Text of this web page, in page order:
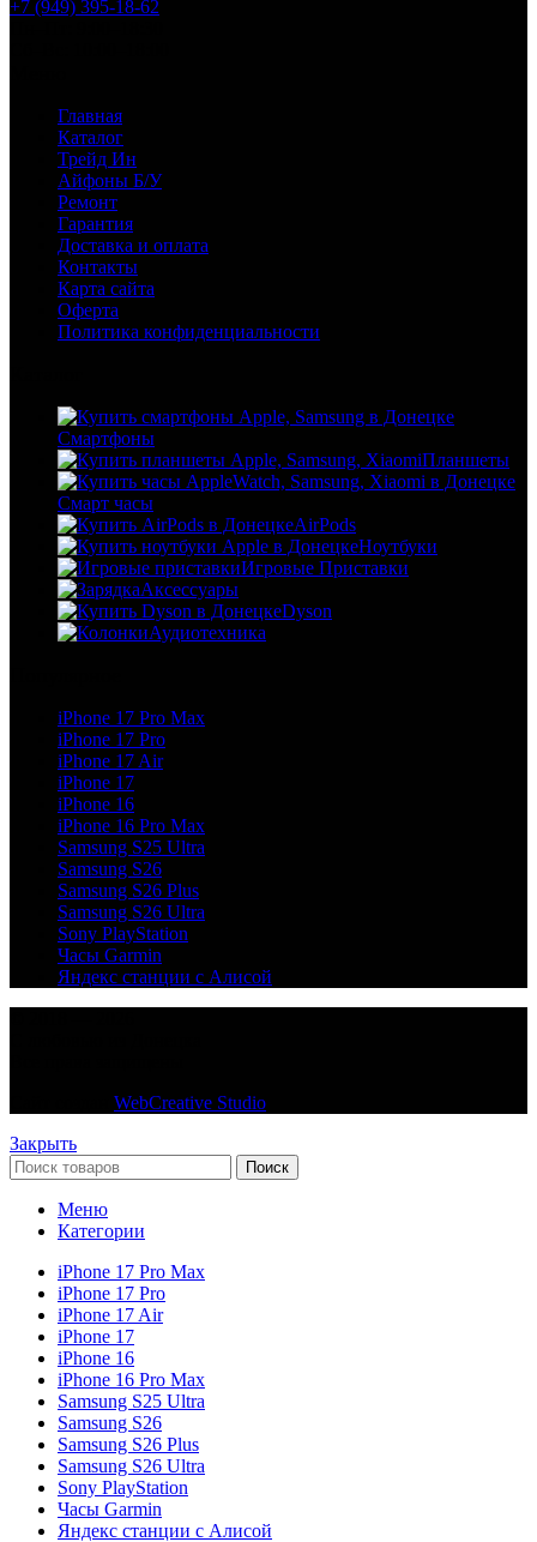
+7 (949) 395-18-62
Главная
Каталог
Трейд Ин
Айфоны Б/У
Ремонт
Гарантия
Доставка и оплата
Контакты
Карта сайта
Оферта
Политика конфиденциальности
Смартфоны
Планшеты
Смарт часы
AirPods
Ноутбуки
Игровые Приставки
Аксессуары
Dyson
Аудиотехника
iPhone 17 Pro Max
iPhone 17 Pro
iPhone 17 Air
iPhone 17
iPhone 16
iPhone 16 Pro Max
Samsung S25 Ultra
Samsung S26
Samsung S26 Plus
Samsung S26 Ultra
Sony PlayStation
Часы Garmin
Яндекс станции с Алисой
WebCreative Studio
Закрыть
Поиск
Меню
Категории
iPhone 17 Pro Max
iPhone 17 Pro
iPhone 17 Air
iPhone 17
iPhone 16
iPhone 16 Pro Max
Samsung S25 Ultra
Samsung S26
Samsung S26 Plus
Samsung S26 Ultra
Sony PlayStation
Часы Garmin
Яндекс станции с Алисой